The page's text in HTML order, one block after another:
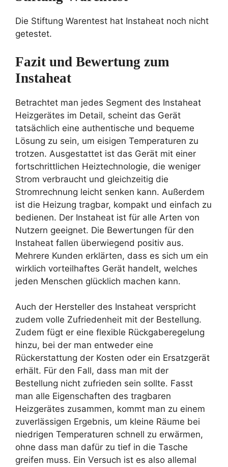
Die Stiftung Warentest hat Instaheat noch nicht
getestet.
Fazit und Bewertung zum
Instaheat
Betrachtet man jedes Segment des Instaheat
Heizgerätes im Detail, scheint das Gerät
tatsächlich eine authentische und bequeme
Lösung zu sein, um eisigen Temperaturen zu
trotzen. Ausgestattet ist das Gerät mit einer
fortschrittlichen Heiztechnologie, die weniger
Strom verbraucht und gleichzeitig die
Stromrechnung leicht senken kann. Außerdem
ist die Heizung tragbar, kompakt und einfach zu
bedienen. Der Instaheat ist für alle Arten von
Nutzern geeignet. Die Bewertungen für den
Instaheat fallen überwiegend positiv aus.
Mehrere Kunden erklärten, dass es sich um ein
wirklich vorteilhaftes Gerät handelt, welches
jeden Menschen glücklich machen kann.
Auch der Hersteller des Instaheat verspricht
zudem volle Zufriedenheit mit der Bestellung.
Zudem fügt er eine flexible Rückgaberegelung
hinzu, bei der man entweder eine
Rückerstattung der Kosten oder ein Ersatzgerät
erhält. Für den Fall, dass man mit der
Bestellung nicht zufrieden sein sollte. Fasst
man alle Eigenschaften des tragbaren
Heizgerätes zusammen, kommt man zu einem
zuverlässigen Ergebnis, um kleine Räume bei
niedrigen Temperaturen schnell zu erwärmen,
ohne dass man dafür zu tief in die Tasche
greifen muss. Ein Versuch ist es also allemal